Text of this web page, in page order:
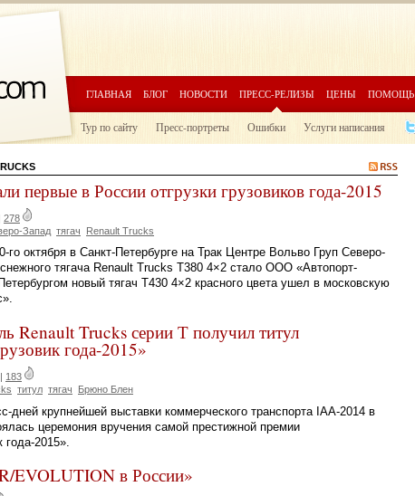
ГЛАВНАЯ БЛОГ НОВОСТИ ПРЕСС-РЕЛИЗЫ ЦЕНЫ ПОМОЩЬ
Тур по сайту Пресс-портреты Ошибки Услуги написания
первые в России отгрузки грузовиков года-2015
278
Запад тягач Renault Trucks
го октября в Санкт-Петербурге на Трак Центре Вольво Груп Северо-
тягача Renault Trucks T380 4×2 стало ООО «Автопорт-
новый тягач Т430 4×2 красного цвета ушел в московскую
Renault Trucks серии Т получил титул
года-2015»
| 183
титул тягач Брюно Блен
дней крупнейшей выставки коммерческого транспорта IAA-2014 в
церемония вручения самой престижной премии
2015».
EVOLUTION в России»